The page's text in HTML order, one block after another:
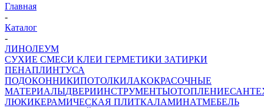
Главная
-
Каталог
-
ЛИНОЛЕУМ
СУХИЕ СМЕСИ КЛЕИ ГЕРМЕТИКИ ЗАТИРКИ
ПЕНАПЛИНТУСА
ПОДОКОННИКИПОТОЛКИЛАКОКРАСОЧНЫЕ
МАТЕРИАЛЫДВЕРИИНСТРУМЕНТЫОТОПЛЕНИЕ
ЛЮКИКЕРАМИЧЕСКАЯ ПЛИТКАЛАМИНАТМЕБЕЛЬ